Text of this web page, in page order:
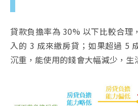
貸款負擔率為 30% 以下比較合理
入的 3 成來繳房貸；如果超過 5
沉重，能使用的錢會大幅減少，生